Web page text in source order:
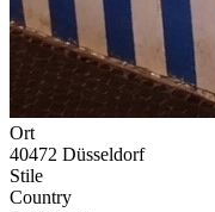
Ort
40472 Düsseldorf
Stile
Country